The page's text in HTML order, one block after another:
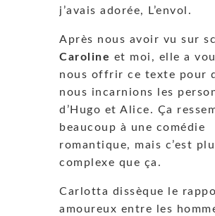
j’avais adorée, L’envol.
Après nous avoir vu sur
Caroline et moi, elle a
nous offrir ce texte pour
nous incarnions les
d’Hugo et Alice. Ça
beaucoup à une comédie
romantique, mais c’est
complexe que ça.
Carlotta dissèque le
amoureux entre les